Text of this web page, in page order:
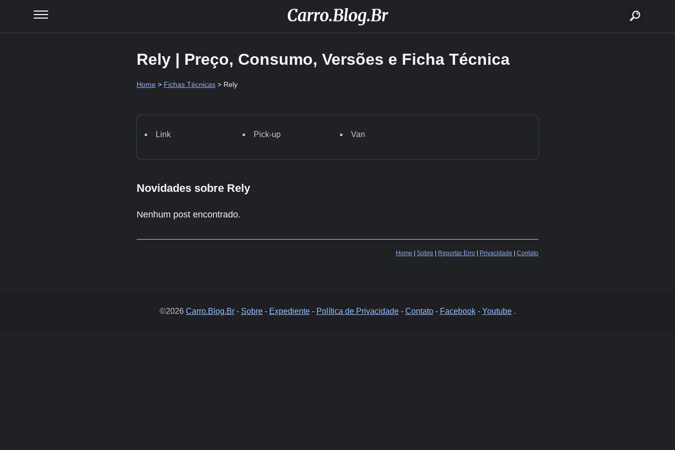
Rely | Preço, Consumo, Versões e Ficha Técnica
Home > Fichas Técnicas > Rely
Link Pick-up Van
Novidades sobre Rely
Nenhum post encontrado.
Home Sobre Reportar Erro Privacidade Contato
©2026 Carro.Blog.Br- Sobre- Expediente- Política de Privacidade- Contato- Facebook- Youtube.